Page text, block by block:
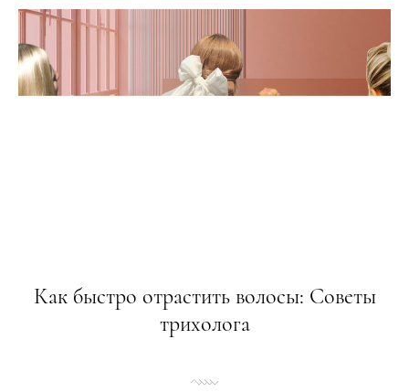
Как быстро отрастить волосы: Советы
трихолога